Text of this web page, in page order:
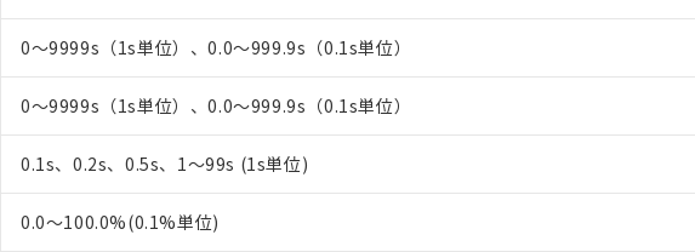
0～9999s（1s単位）、0.0～999.9s（0.1s単位）
0～9999s（1s単位）、0.0～999.9s（0.1s単位）
0.1s、0.2s、0.5s、1～99s (1s単位)
0.0～100.0%(0.1%単位)
お客様が当ウェブサイト上で当社にご登録された部品リストについて、当社および
が、当社の製品・サービスに関するお客様との取引・商談に必要な範囲で利用する
さい。
※当社の共同利用者とは、"個人情報の共同利用に関して"
の「1.共同利用者の
いる法人を指します。
※3 非含有証明書ダウンロード
下記の非含有証明書をダウンロードすることができます。
EU RoHS指令（10物質）の非含有証明書
51物質の非含有証明書（当社基準）
※本証明書は発行日時点で非含有を証明するもので、過去に遡って非含有を証明するも
また、RoHS指令のフタル酸エステル類４物質の対応では、対応完了までの期間は出
「10」：通常の使用状況下において有害物質が外部に漏えいし、環境に深刻な影響を及
味します。
空
白
受注生産機種、また在庫状況の情報を公開していない機種